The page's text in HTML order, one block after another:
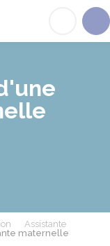
Assistante
maternelle